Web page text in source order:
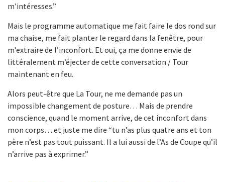
m’intéresses.”
Mais le programme automatique me fait faire le dos rond sur
ma chaise, me fait planter le regard dans la fenêtre, pour
m’extraire de l’inconfort. Et oui, ça me donne envie de
littéralement m’éjecter de cette conversation / Tour
maintenant en feu.
Alors peut-être que La Tour, ne me demande pas un
impossible changement de posture… Mais de prendre
conscience, quand le moment arrive, de cet inconfort dans
mon corps… et juste me dire “tu n’as plus quatre ans et ton
père n’est pas tout puissant. Il a lui aussi de l’As de Coupe qu’il
n’arrive pas à exprimer.”